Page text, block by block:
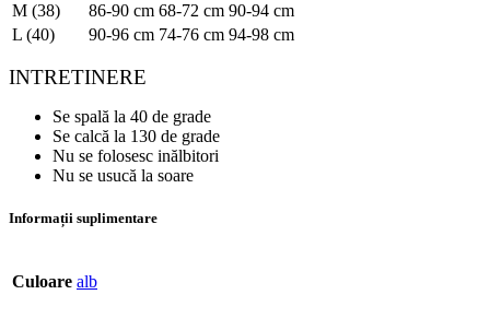
M (38) 86-90 cm 68-72 cm 90-94 cm
L (40)
90-96 cm 74-76 cm 94-98 cm
INTRETINERE
Se spală la 40 de grade
Se calcă la 130 de grade
Nu se folosesc inălbitori
Nu se usucă la soare
Informații suplimentare
Culoare alb